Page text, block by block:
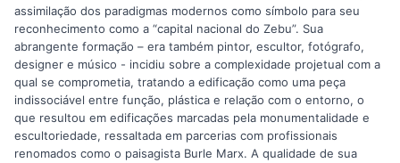
assimilação dos paradigmas modernos como símbolo para seu
reconhecimento como a “capital nacional do Zebu”. Sua
abrangente formação – era também pintor, escultor, fotógrafo,
designer e músico - incidiu sobre a complexidade projetual com a
qual se comprometia, tratando a edificação como uma peça
indissociável entre função, plástica e relação com o entorno, o
que resultou em edificações marcadas pela monumentalidade e
escultoriedade, ressaltada em parcerias com profissionais
renomados como o paisagista Burle Marx. A qualidade de sua